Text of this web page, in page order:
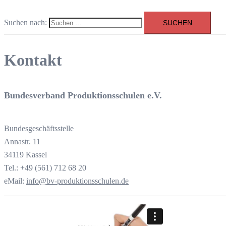
Suchen nach:
Kontakt
Bundesverband Produktionsschulen e.V.
Bundesgeschäftsstelle
Annastr. 11
34119 Kassel
Tel.: +49 (561) 712 68 20
eMail: info@bv-produktionsschulen.de